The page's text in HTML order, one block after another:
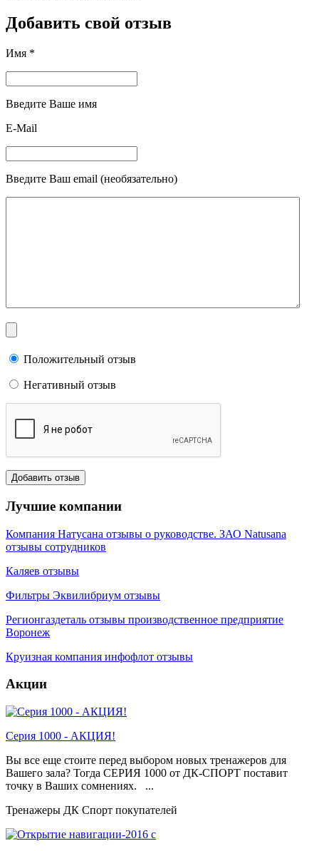
Добавить свой отзыв
Имя *
Введите Ваше имя
E-Mail
Введите Ваш email (необязательно)
Положительный отзыв
Негативный отзыв
Лучшие компании
Компания Натусана отзывы о руководстве. ЗАО Natusana
отзывы сотрудников
Каляев отзывы
Фильтры Эквилибриум отзывы
Регионгаздеталь отзывы производственное предприятие
Воронеж
Круизная компания инфофлот отзывы
Акции
Серия 1000 - АКЦИЯ!
Вы все еще стоите перед выбором новых тренажеров для
Вашего зала? Тогда СЕРИЯ 1000 от ДК-СПОРТ поставит
точку в Ваших сомнениях. ...
Тренажеры ДК Спорт покупателей